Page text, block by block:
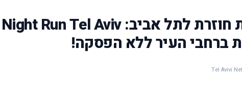
החוויה האורבנית הזוהרת חוזרת לתל אביב: Night Run Tel Aviv